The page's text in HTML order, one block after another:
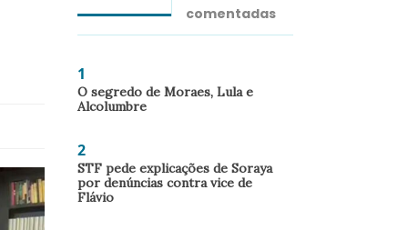
comentadas
1
O segredo de Moraes, Lula e
Alcolumbre
2
STF pede explicações de Soraya
por denúncias contra vice de
Flávio